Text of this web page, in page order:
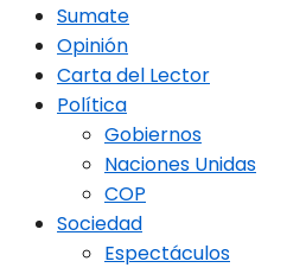
Sumate
Opinión
Carta del Lector
Política
Gobiernos
Naciones Unidas
COP
Sociedad
Espectáculos